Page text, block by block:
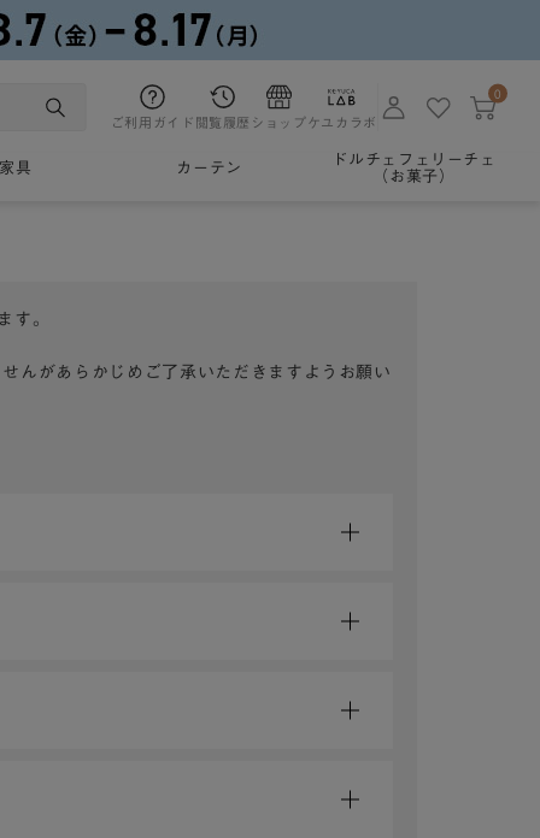
ご利用ガイド 閲覧履歴 ショップケユカラボ
0
家具 カーテン
ドルチェフェリーチェ
（お菓子）
す。
んがあらかじめご了承いただきますようお願い